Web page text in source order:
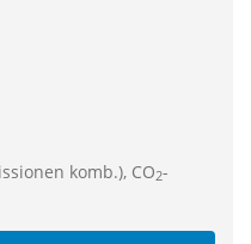
komb.), CO2-